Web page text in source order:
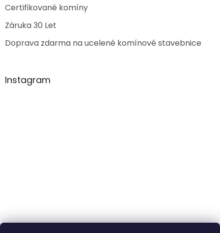
Certifikované komíny
Záruka 30 Let
Doprava zdarma na ucelené komínové stavebnice
Instagram